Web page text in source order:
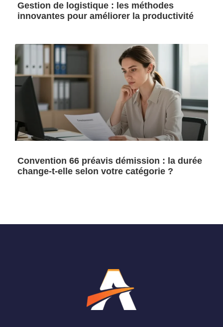
Gestion de logistique : les méthodes
innovantes pour améliorer la productivité
Convention 66 préavis démission : la durée
change-t-elle selon votre catégorie ?